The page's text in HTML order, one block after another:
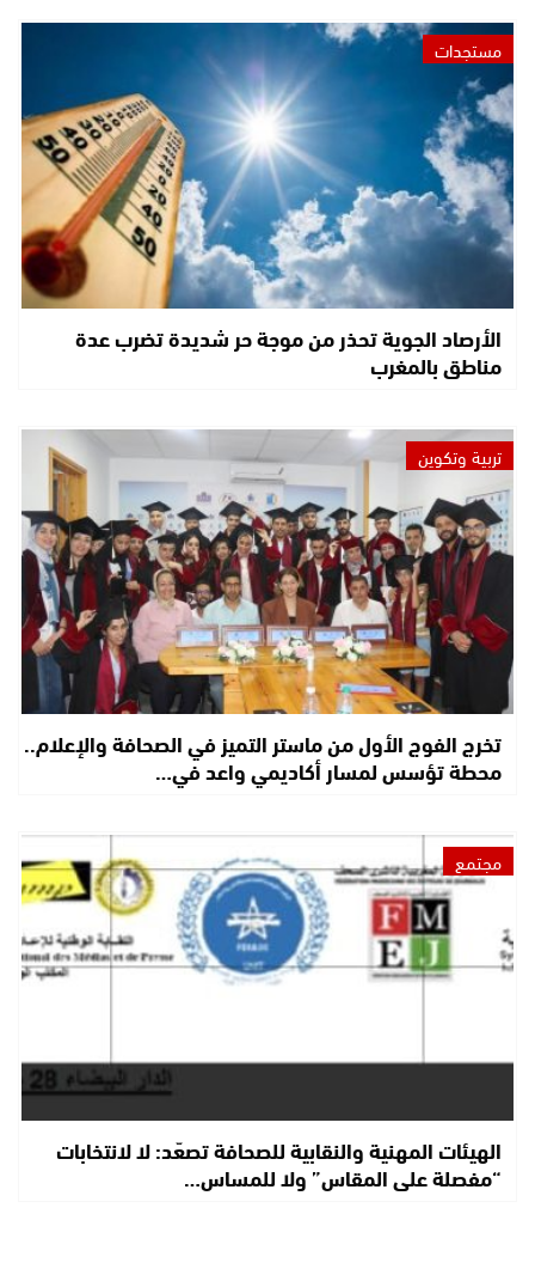
مستجدات
الأرصاد الجوية تحذر من موجة حر شديدة تضرب عدة
مناطق بالمغرب
تربية وتكوين
تخرج الفوج الأول من ماستر التميز في الصحافة والإعلام..
محطة تؤسس لمسار أكاديمي واعد في…
مجتمع
الهيئات المهنية والنقابية للصحافة تصعّد: لا لانتخابات
“مفصلة على المقاس” ولا للمساس…